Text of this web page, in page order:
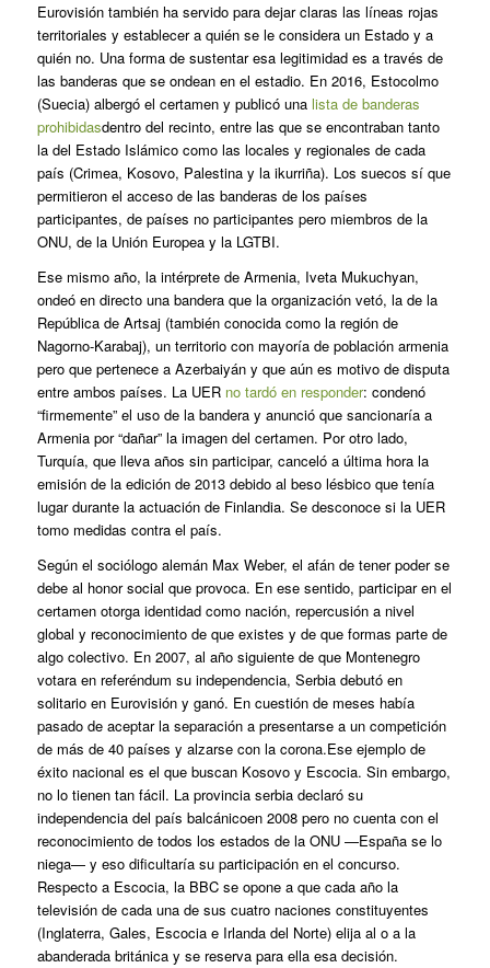
Eurovisión también ha servido para dejar claras las líneas rojas
territoriales y establecer a quién se le considera un Estado y a
quién no. Una forma de sustentar esa legitimidad es a través de
las banderas que se ondean en el estadio. En 2016, Estocolmo
(Suecia) albergó el certamen y publicó una lista de banderas
prohibidasdentro del recinto, entre las que se encontraban tanto
la del Estado Islámico como las locales y regionales de cada
país (Crimea, Kosovo, Palestina y la ikurriña). Los suecos sí que
permitieron el acceso de las banderas de los países
participantes, de países no participantes pero miembros de la
ONU, de la Unión Europea y la LGTBI.
Ese mismo año, la intérprete de Armenia, Iveta Mukuchyan,
ondeó en directo una bandera que la organización vetó, la de la
República de Artsaj (también conocida como la región de
Nagorno-Karabaj), un territorio con mayoría de población armenia
pero que pertenece a Azerbaiyán y que aún es motivo de disputa
entre ambos países. La UER no tardó en responder: condenó
“firmemente” el uso de la bandera y anunció que sancionaría a
Armenia por “dañar” la imagen del certamen. Por otro lado,
Turquía, que lleva años sin participar, canceló a última hora la
emisión de la edición de 2013 debido al beso lésbico que tenía
lugar durante la actuación de Finlandia. Se desconoce si la UER
tomo medidas contra el país.
Según el sociólogo alemán Max Weber, el afán de tener poder se
debe al honor social que provoca. En ese sentido, participar en el
certamen otorga identidad como nación, repercusión a nivel
global y reconocimiento de que existes y de que formas parte de
algo colectivo. En 2007, al año siguiente de que Montenegro
votara en referéndum su independencia, Serbia debutó en
solitario en Eurovisión y ganó. En cuestión de meses había
pasado de aceptar la separación a presentarse a un competición
de más de 40 países y alzarse con la corona.Ese ejemplo de
éxito nacional es el que buscan Kosovo y Escocia. Sin embargo,
no lo tienen tan fácil. La provincia serbia declaró su
independencia del país balcánicoen 2008 pero no cuenta con el
reconocimiento de todos los estados de la ONU —España se lo
niega— y eso dificultaría su participación en el concurso.
Respecto a Escocia, la BBC se opone a que cada año la
televisión de cada una de sus cuatro naciones constituyentes
(Inglaterra, Gales, Escocia e Irlanda del Norte) elija al o a la
abanderada británica y se reserva para ella esa decisión.